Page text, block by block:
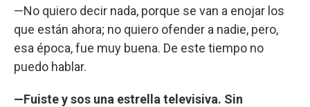
—No quiero decir nada, porque se van a enojar los
que están ahora; no quiero ofender a nadie, pero,
esa época, fue muy buena. De este tiempo no
puedo hablar.
—Fuiste y sos una estrella televisiva. Sin